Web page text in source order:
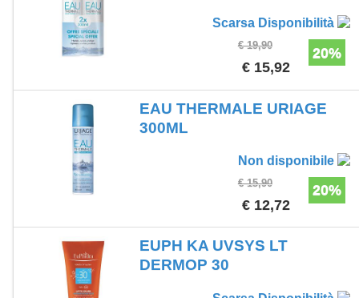
Scarsa Disponibilità
20%
€ 19,90
€ 15,92
EAU THERMALE URIAGE
300ML
Non disponibile
20%
€ 15,90
€ 12,72
EUPH KA UVSYS LT
DERMOP 30